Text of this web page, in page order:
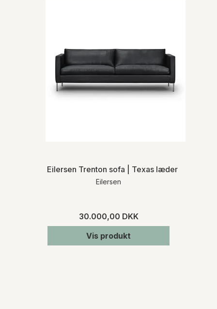
Eilersen Trenton sofa | Texas læder
Eilersen
30.000,00 DKK
Vis produkt